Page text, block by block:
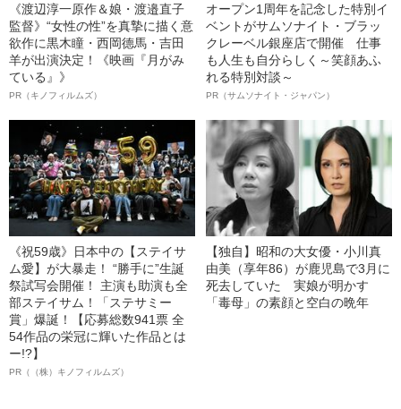
《渡辺淳一原作＆娘・渡邉直子
監督》“女性の性”を真摯に描く意
欲作に黒木瞳・西岡德馬・吉田
羊が出演決定！《映画『月がみ
ている』》
PR（キノフィルムズ）
オープン1周年を記念した特別イ
ベントがサムソナイト・ブラッ
クレーベル銀座店で開催 仕事
も人生も自分らしく～笑顔あふ
れる特別対談～
PR（サムソナイト・ジャパン）
《祝59歳》日本中の【ステイサ
ム愛】が大暴走！ “勝手に”生誕
祭試写会開催！ 主演も助演も全
部ステイサム！「ステサミー
賞」爆誕！【応募総数941票 全
54作品の栄冠に輝いた作品とは
ー!?】
PR（（株）キノフィルムズ）
【独自】昭和の大女優・小川真
由美（享年86）が鹿児島で3月に
死去していた 実娘が明かす
「毒母」の素顔と空白の晩年